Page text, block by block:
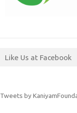
Like Us at Facebook
Tweets by